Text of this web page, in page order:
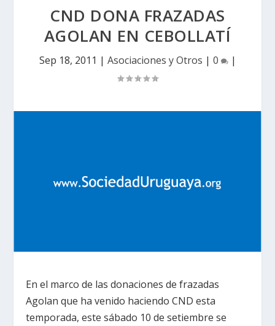
CND DONA FRAZADAS
AGOLAN EN CEBOLLATÍ
Sep 18, 2011 | Asociaciones y Otros | 0 |
En el marco de las donaciones de frazadas
Agolan que ha venido haciendo CND esta
temporada, este sábado 10 de setiembre se